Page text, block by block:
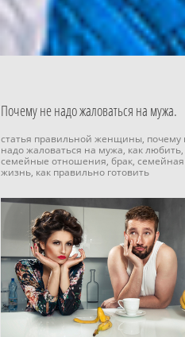
Почему не надо жаловаться на мужа.
статья правильной женщины, почему
надо жаловаться на мужа, как любить,
семейные отношения, брак, семейная
жизнь, как правильно готовить